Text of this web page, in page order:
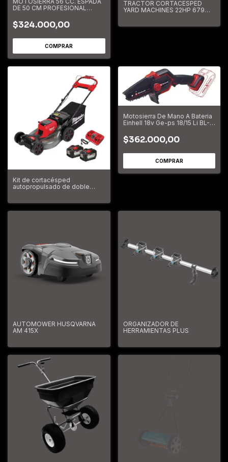
DE 50 CM PROFESIONAL
$324.000,00
TRACTOR CORTACESPED
YARD MACHINES 22HP 679
Kit de cortacésped
autopropulsado de doble
Motosierra De Mano A Bateria
Einhell 18v Ge-ps 18/15 Li BL-
$362.000,00
AUTOMOWER HUSQVARNA
AM 415X
ORGANIZADOR DE
HERRAMIENTAS PLUS